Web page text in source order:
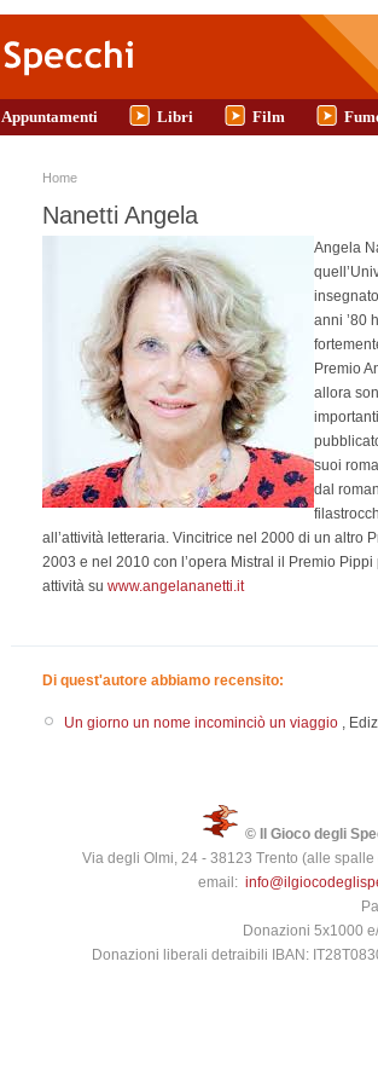
Appuntamenti Libri Film
Tu sei qui
Home
Nanetti Angela
Angela
anni ’80
Premio
allora
suoi
dal
all’attività letteraria. Vincitrice nel 2000 di un altro
2003 e nel 2010 con l’opera Mistral il Premio
attività su www.angelananetti.it
Di quest'autore abbiamo recensito:
Un giorno un nome incominciò un viaggio
© Il Gioco degli
Via degli Olmi, 24 - 38123 Trento (alle
email:
Donazioni 5x1000
Donazioni liberali detraibili IBAN: